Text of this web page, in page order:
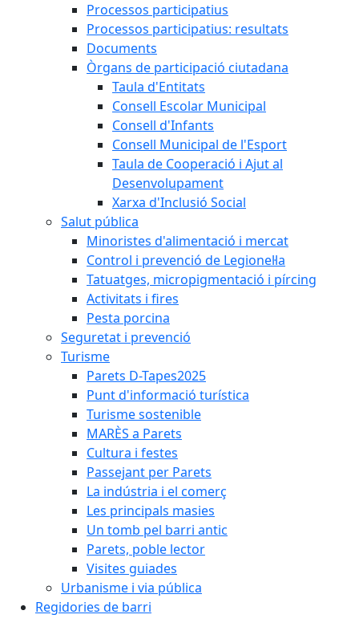
Processos participatius
Processos participatius: resultats
Documents
Òrgans de participació ciutadana
Taula d'Entitats
Consell Escolar Municipal
Consell d'Infants
Consell Municipal de l'Esport
Taula de Cooperació i Ajut al
Desenvolupament
Xarxa d'Inclusió Social
Salut pública
Minoristes d'alimentació i mercat
Control i prevenció de Legionel·la
Tatuatges, micropigmentació i pírcing
Activitats i fires
Pesta porcina
Seguretat i prevenció
Turisme
Parets D-Tapes2025
Punt d'informació turística
Turisme sostenible
MARÈS a Parets
Cultura i festes
Passejant per Parets
La indústria i el comerç
Les principals masies
Un tomb pel barri antic
Parets, poble lector
Visites guiades
Urbanisme i via pública
Regidories de barri